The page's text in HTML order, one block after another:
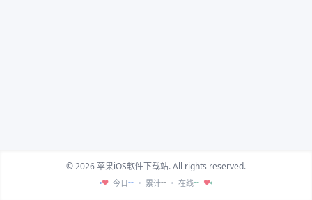
© 2026 苹果iOS软件下载站. All rights reserved.
♥ 今日-- 累计-- 在线-- ♥